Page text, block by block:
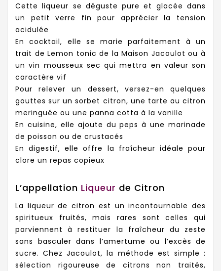
Cette liqueur se déguste pure et glacée dans
un petit verre fin pour apprécier la tension
acidulée
En cocktail, elle se marie parfaitement à un
trait de Lemon tonic de la Maison Jacoulot ou à
un vin mousseux sec qui mettra en valeur son
caractère vif
Pour relever un dessert, versez-en quelques
gouttes sur un sorbet citron, une tarte au citron
meringuée ou une panna cotta à la vanille
En cuisine, elle ajoute du peps à une marinade
de poisson ou de crustacés
En digestif, elle offre la fraîcheur idéale pour
clore un repas copieux
L’appellation Liqueur de Citron
La liqueur de citron est un incontournable des
spiritueux fruités, mais rares sont celles qui
parviennent à restituer la fraîcheur du zeste
sans basculer dans l’amertume ou l’excès de
sucre. Chez Jacoulot, la méthode est simple :
sélection rigoureuse de citrons non traités,